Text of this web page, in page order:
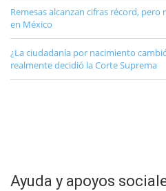
Remesas alcanzan cifras récord,
en México
¿La ciudadanía por nacimiento
realmente decidió la Corte Suprema
Ayuda y apoyos